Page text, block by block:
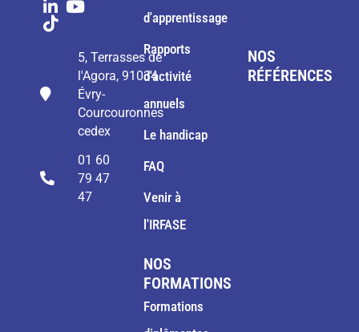
5, Terrasses de
l'Agora, 91034
Évry-
Courcouronnes
cedex
01 60
79 47
47
d'apprentissage
Rapports
d'activité
annuels
Le handicap
FAQ
Venir à
l'IRFASE
NOS
FORMATIONS
Formations
NOS
RÉFÉRENCES